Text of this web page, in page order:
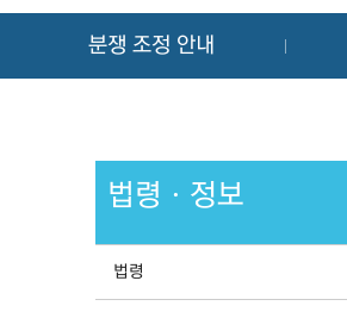
분쟁 조정 안내
법령ㆍ정보
법령